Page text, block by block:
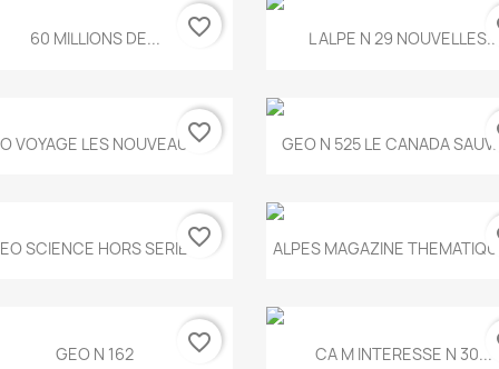
Aperçu rapide
60 MILLIONS DE... favorite_border Aperçu rapide
L ALPE N 29 NOUVELLES...
Aperçu rapide
VOYAGE LES NOUVEAUX...
favorite_border Aperçu rapide
GEO N 525 LE CANADA
Aperçu rapide
SCIENCE HORS SERIE...
favorite_border Aperçu rapide
ALPES MAGAZINE
Aperçu rapide
GEO N 162 favorite_border Aperçu rapide
CA M INTERESSE N 30...